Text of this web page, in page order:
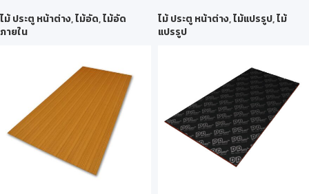
ไม้ ประตู หน้าต่าง,ไม้อัด,ไม้อัด
ภายใน
ไม้ ประตู หน้าต่าง,ไม้แปรรูป,ไม้
แปรรูป